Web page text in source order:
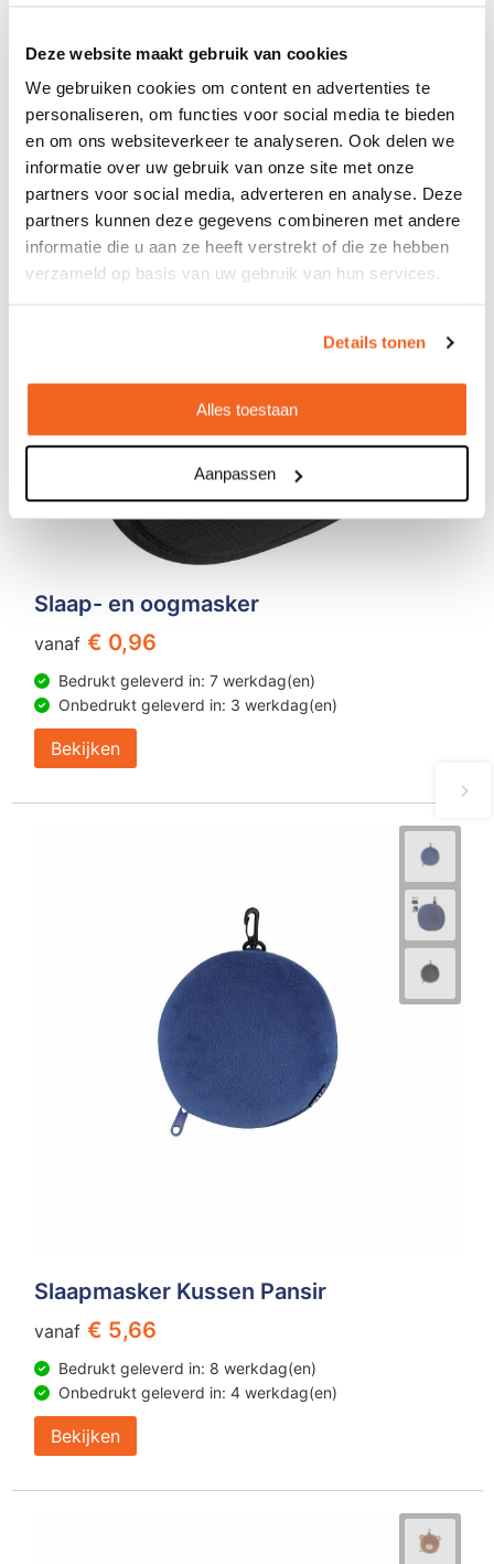
Deze website maakt gebruik van cookies
We gebruiken cookies om content en advertenties te
personaliseren, om functies voor social media te bieden
en om ons websiteverkeer te analyseren. Ook delen we
informatie over uw gebruik van onze site met onze
partners voor social media, adverteren en analyse. Deze
partners kunnen deze gegevens combineren met andere
informatie die u aan ze heeft verstrekt of die ze hebben
verzameld op basis van uw gebruik van hun services.
Details tonen
Alles toestaan
Aanpassen
Bekijken
Slaap- en oogmasker
vanaf € 0,96
Bedrukt geleverd in: 7 werkdag(en)
Onbedrukt geleverd in: 3 werkdag(en)
Bekijken
Slaapmasker Kussen Pansir
vanaf € 5,66
Bedrukt geleverd in: 8 werkdag(en)
Onbedrukt geleverd in: 4 werkdag(en)
Bekijken